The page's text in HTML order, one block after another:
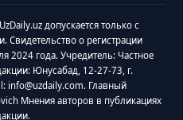
допускается только с
Свидетельство о регистрации
2024 года. Учредитель: Частное
Юнусабад, 12-27-73, г.
info@uzdaily.com. Главный
Мнения авторов в публикациях